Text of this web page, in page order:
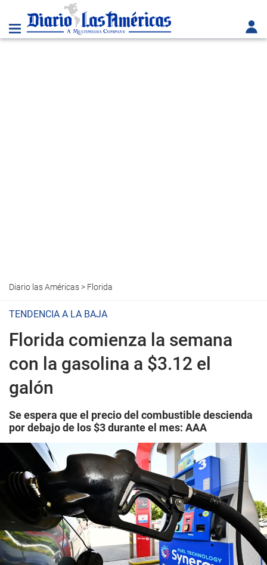
Diario las Américas> Florida
TENDENCIA A LA BAJA
Florida comienza la semana
con la gasolina a $3.12 el
galón
Se espera que el precio del combustible descienda
por debajo de los $3 durante el mes: AAA